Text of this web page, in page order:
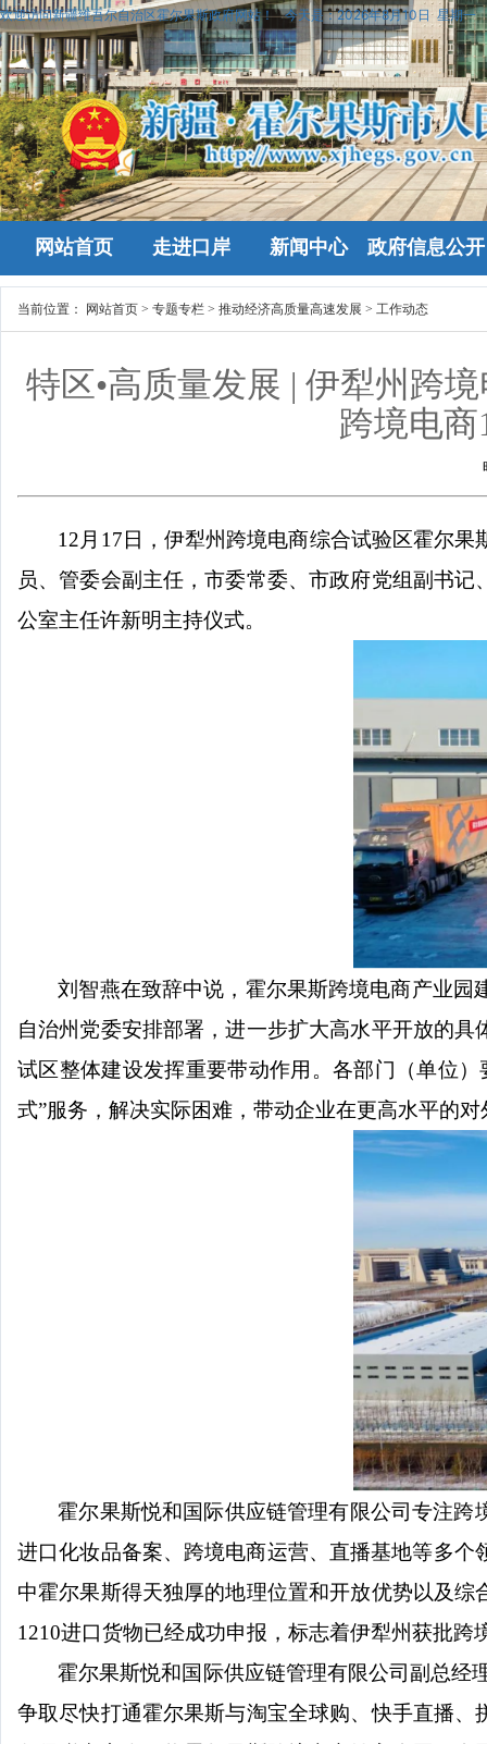
欢迎访问新疆维吾尔自治区霍尔果斯政府网站！ 今天是：2026年8月10日 星期一
网站首页 走进口岸 新闻中心 政府信息公开
当前位置： 网站首页 > 专题专栏 > 推动经济高质量高速发展 > 工作动态
特区•高质量发展 | 伊犁州跨
跨境电
12 月 17 日，伊犁州跨境电商综合试验区霍尔
员、管委会副主任，市委常委、市政府党组副书
公室主任许新明主持仪式。
刘智燕在致辞中说，霍尔果斯跨境电商产业园
自治州党委安排部署，进一步扩大高水平开放的
试区整体建设发挥重要带动作用。各部门（单位
式”服务，解决实际困难，带动企业在更高水平的
霍尔果斯悦和国际供应链管理有限公司专注
进口化妆品备案、跨境电商运营、直播基地等多个
中霍尔果斯得天独厚的地理位置和开放优势以及
1210进口货物已经成功申报，标志着伊犁州获批跨
霍尔果斯悦和国际供应链管理有限公司副总经
争取尽快打通霍尔果斯与淘宝全球购、快手直播